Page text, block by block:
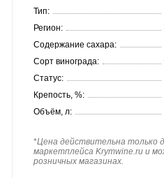
Тип:
Регион:
Содержание сахара:
Сорт винограда:
Статус:
Крепость, %:
Объём, л:
*Цена действительна только
маркетплейса Krymwine.ru и
розничных магазинах.